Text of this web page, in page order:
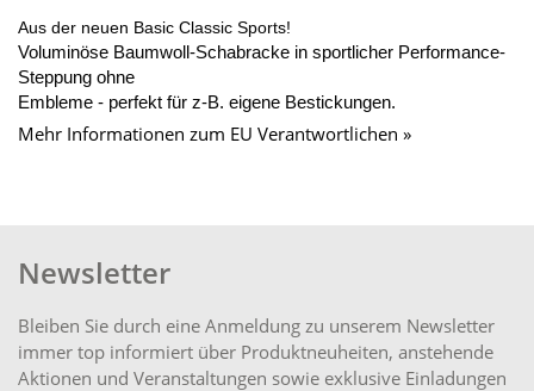
Aus der neuen Basic Classic Sports!
Voluminöse Baumwoll-Schabracke in sportlicher Performance-
Steppung ohne
Embleme - perfekt für z-B. eigene Bestickungen.
Mehr Informationen zum EU Verantwortlichen »
Newsletter
Bleiben Sie durch eine Anmeldung zu unserem Newsletter
immer top informiert über Produktneuheiten, anstehende
Aktionen und Veranstaltungen sowie exklusive Einladungen